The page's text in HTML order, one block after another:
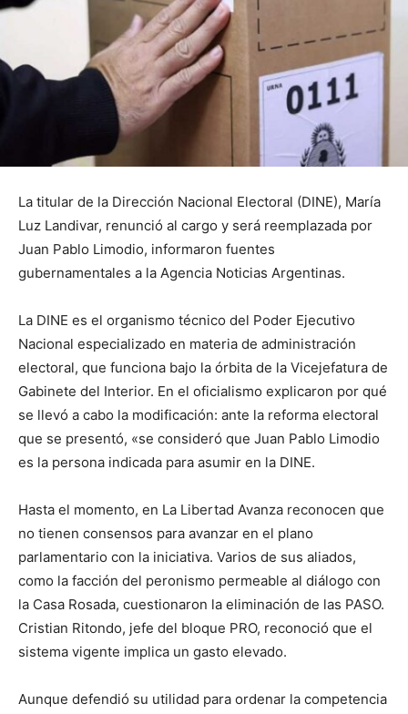
La titular de la Dirección Nacional Electoral (DINE), María
Luz Landivar, renunció al cargo y será reemplazada por
Juan Pablo Limodio, informaron fuentes
gubernamentales a la Agencia Noticias Argentinas.
La DINE es el organismo técnico del Poder Ejecutivo
Nacional especializado en materia de administración
electoral, que funciona bajo la órbita de la Vicejefatura de
Gabinete del Interior. En el oficialismo explicaron por qué
se llevó a cabo la modificación: ante la reforma electoral
que se presentó, «se consideró que Juan Pablo Limodio
es la persona indicada para asumir en la DINE.
Hasta el momento, en La Libertad Avanza reconocen que
no tienen consensos para avanzar en el plano
parlamentario con la iniciativa. Varios de sus aliados,
como la facción del peronismo permeable al diálogo con
la Casa Rosada, cuestionaron la eliminación de las PASO.
Cristian Ritondo, jefe del bloque PRO, reconoció que el
sistema vigente implica un gasto elevado.
Aunque defendió su utilidad para ordenar la competencia